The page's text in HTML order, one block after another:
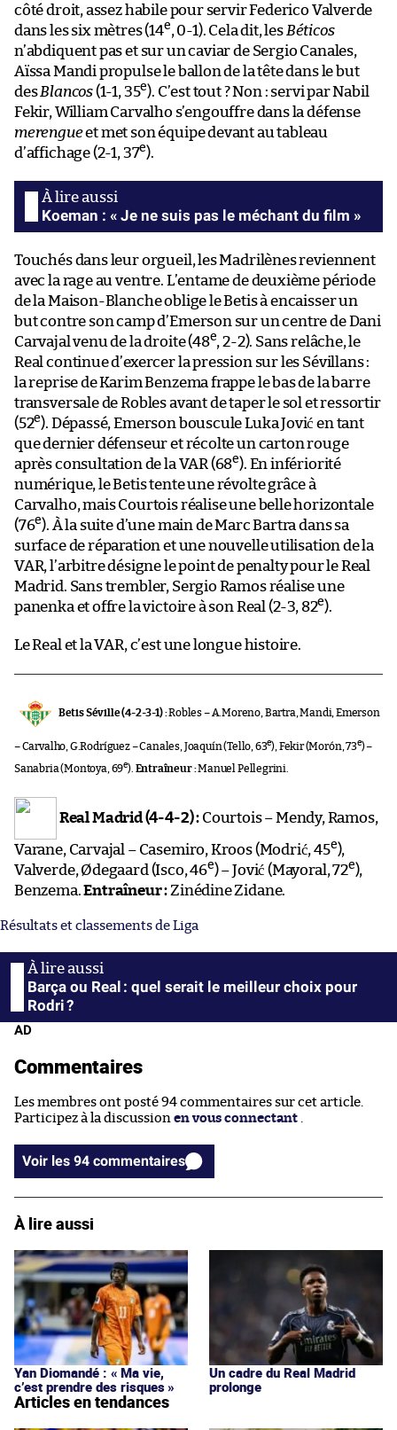
côté droit, assez habile pour servir Federico Valverde
dans les six mètres (14e, 0-1). Cela dit, les Béticos
n’abdiquent pas et sur un caviar de Sergio Canales,
Aïssa Mandi propulse le ballon de la tête dans le but
desBlancos(1-1, 35e). C’est tout ? Non : servi par Nabil
Fekir, William Carvalho s’engouffre dans la défense
merengueet met son équipe devant au tableau
d’affichage (2-1, 37e).
Koeman : « Je ne suis pas le méchant du film »
Touchés dans leur orgueil, les Madrilènes reviennent
avec la rage au ventre. L’entame de deuxième période
de la Maison-Blanche oblige le Betis à encaisser un
but contre son camp d’Emerson sur un centre de Dani
Carvajal venu de la droite (48e, 2-2). Sans relâche, le
Real continue d’exercer la pression sur les Sévillans :
la reprise de Karim Benzema frappe le bas de la barre
transversale de Robles avant de taper le sol et ressortir
(52e). Dépassé, Emerson bouscule Luka Jović en tant
que dernier défenseur et récolte un carton rouge
après consultation de la VAR (68e). En infériorité
numérique, le Betis tente une révolte grâce à
Carvalho, mais Courtois réalise une belle horizontale
(76e). À la suite d’une main de Marc Bartra dans sa
surface de réparation et une nouvelle utilisation de la
VAR, l’arbitre désigne le point de penalty pour le Real
Madrid. Sans trembler, Sergio Ramos réalise une
panenka et offre la victoire à son Real (2-3, 82e).
Le Real et la VAR, c’est une longue histoire.
Betis Séville (4-2-3-1) :Robles – A.Moreno, Bartra, Mandi, Emerson
– Carvalho, G.Rodríguez – Canales, Joaquín (Tello, 63e), Fekir (Morón, 73e) –
Sanabria (Montoya, 69e). Entraîneur :Manuel Pellegrini.
Real Madrid (4-4-2) : Courtois – Mendy, Ramos,
Varane, Carvajal – Casemiro, Kroos (Modrić, 45e),
Valverde, Ødegaard (Isco, 46e) – Jović (Mayoral, 72e),
Benzema.Entraîneur : Zinédine Zidane.
Résultats et classements de Liga
Barça ou Real : quel serait le meilleur choix pour
Rodri ?
AD
Commentaires
Les membres ont posté 94 commentaires sur cet article.
Participez à la discussion en vous connectant
Voir les 94 commentaires
À lire aussi
Yan Diomandé : « Ma vie,
c’est prendre des risques »
Un cadre du Real Madrid
prolonge
Articles en tendances